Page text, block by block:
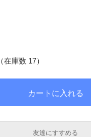
（在庫数 17）
友達にすすめる